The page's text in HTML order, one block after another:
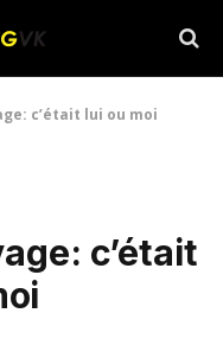
c’était lui ou moi
c’était